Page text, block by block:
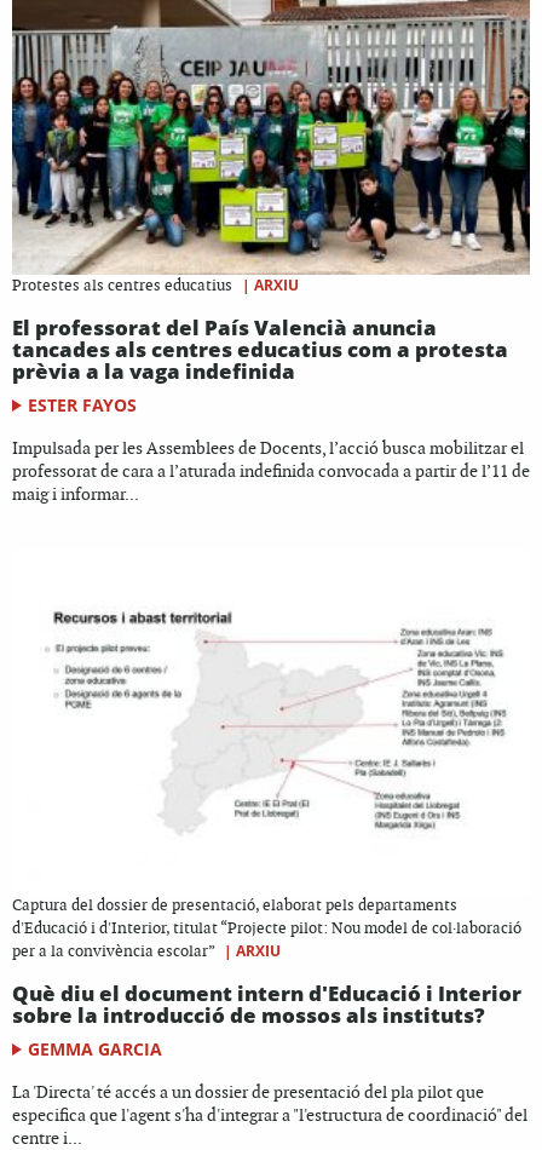
Protestes als centres educatius | ARXIU
El professorat del País Valencià anuncia
tancades als centres educatius com a protesta
prèvia a la vaga indefinida
ESTER FAYOS
Impulsada per les Assemblees de Docents, l’acció busca mobilitzar el
professorat de cara a l’aturada indefinida convocada a partir de l’11 de
maig i informar...
Captura del dossier de presentació, elaborat pels departaments
d'Educació i d'Interior, titulat “Projecte pilot: Nou model de col·laboració
per a la convivència escolar” | ARXIU
Què diu el document intern d'Educació i Interior
sobre la introducció de mossos als instituts?
GEMMA GARCIA
La 'Directa' té accés a un dossier de presentació del pla pilot que
especifica que l'agent s'ha d'integrar a "l'estructura de coordinació" del
centre i...